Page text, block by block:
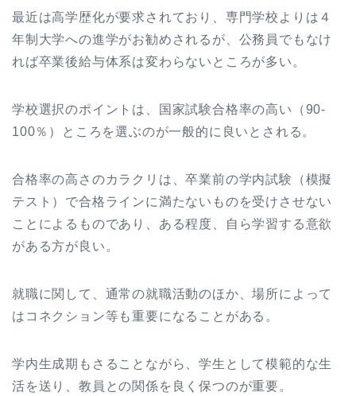
最近は高学歴化が要求されており、専門学校よりは４
年制大学への進学がお勧めされるが、公務員でもなけ
れば卒業後給与体系は変わらないところが多い。
学校選択のポイントは、国家試験合格率の高い（90-
100％）ところを選ぶのが一般的に良いとされる。
合格率の高さのカラクリは、卒業前の学内試験（模擬
テスト）で合格ラインに満たないものを受けさせない
ことによるものであり、ある程度、自ら学習する意欲
がある方が良い。
就職に関して、通常の就職活動のほか、場所によって
はコネクション等も重要になることがある。
学内生成期もさることながら、学生として模範的な生
活を送り、教員との関係を良く保つのが重要。